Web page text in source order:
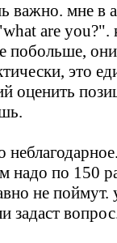
важно. мне в
are you?".
побольше,
это
оценить
надо по 150
не
задаст